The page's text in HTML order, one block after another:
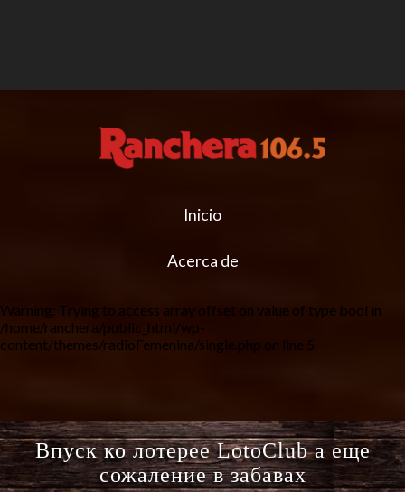
Inicio
Acerca de
Warning: Trying to access array offset on value of type bool in
/home/ranchera/public_html/wp-
content/themes/radioFemenina/single.php on line 5
Впуск ко лотерее LotoClub а еще
сожаление в забавах